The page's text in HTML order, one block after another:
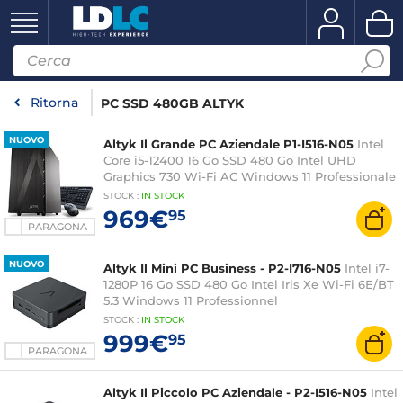
Ritorna PC SSD 480GB ALTYK
NUOVO
PARAGONA
Altyk Il Grande PC Aziendale P1-I516-N05 Intel
Core i5-12400 16 Go SSD 480 Go Intel UHD
Graphics 730 Wi-Fi AC Windows 11 Professionale
STOCK : IN STOCK
969€95
NUOVO
PARAGONA
Altyk Il Mini PC Business - P2-I716-N05 Intel i7-
1280P 16 Go SSD 480 Go Intel Iris Xe Wi-Fi 6E/BT
5.3 Windows 11 Professionnel
STOCK : IN STOCK
999€95
Altyk Il Piccolo PC Aziendale - P2-I516-N05 Intel